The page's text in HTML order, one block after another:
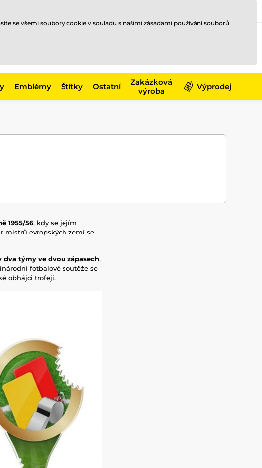
Emblémy Štítky Ostatní
Zakázková
výroba
Výprodej
1955/56, kdy se jejím
mistrů evropských zemí se
dva týmy ve dvou zápasech,
fotbalové soutěže se
obhájci trofejí.
se všemi soubory cookie v souladu s našimi zásadami používání souborů